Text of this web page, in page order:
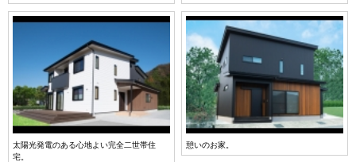
太陽光発電のある心地よい完全二世帯住
宅。
憩いのお家。